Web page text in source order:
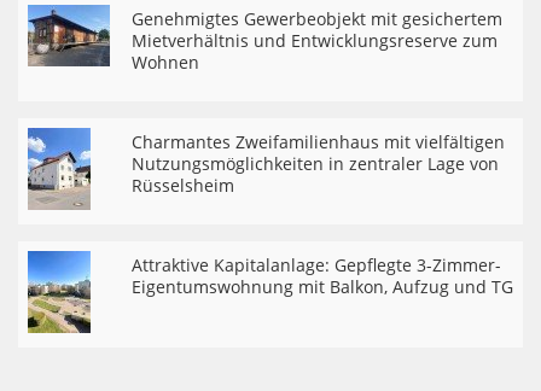
Genehmigtes Gewerbeobjekt mit gesichertem
Mietverhältnis und Entwicklungsreserve zum
Wohnen
Charmantes Zweifamilienhaus mit vielfältigen
Nutzungsmöglichkeiten in zentraler Lage von
Rüsselsheim
Attraktive Kapitalanlage: Gepflegte 3-Zimmer-
Eigentumswohnung mit Balkon, Aufzug und TG